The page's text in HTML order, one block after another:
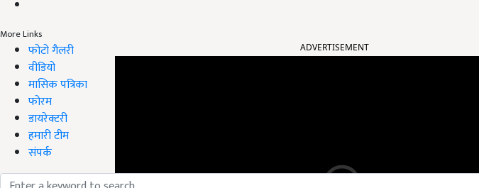
More Links
फोटो गैलरी
वीडियो
मासिक पत्रिका
फोरम
डायरेक्टरी
हमारी टीम
संपर्क